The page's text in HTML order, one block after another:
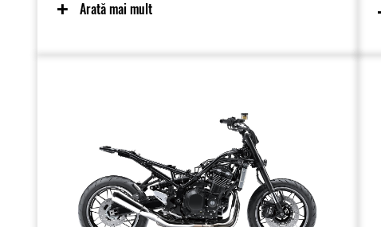
Arată mai mult